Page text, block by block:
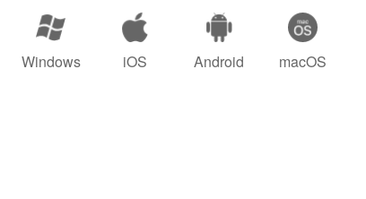
Windows iOS Android macOS